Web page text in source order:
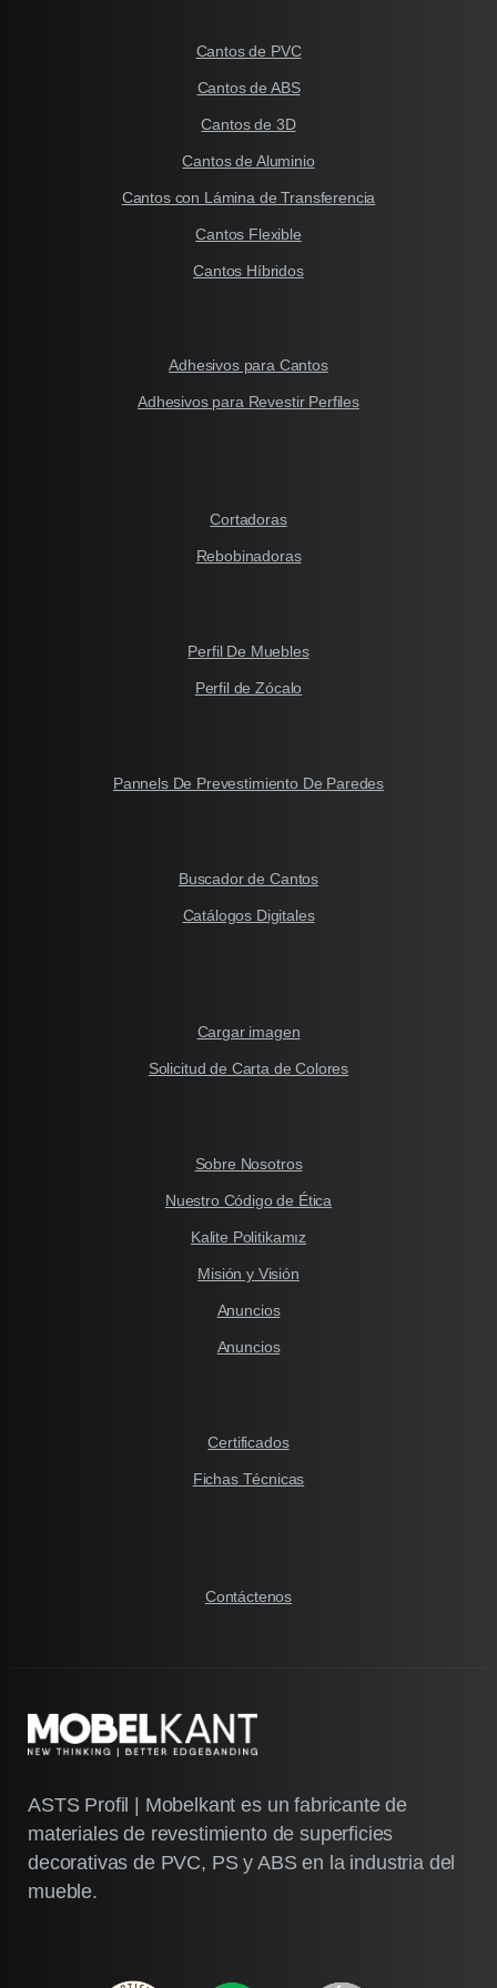
Cantos de PVC
Cantos de ABS
Cantos de 3D
Cantos de Aluminio
Cantos con Lámina de Transferencia
Cantos Flexible
Cantos Híbridos
Adhesivos para Cantos
Adhesivos para Revestir Perfiles
Cortadoras
Rebobinadoras
Perfil De Muebles
Perfil de Zócalo
Pannels De Prevestimiento De Paredes
Buscador de Cantos
Catálogos Digitales
Cargar imagen
Solicitud de Carta de Colores
Sobre Nosotros
Nuestro Código de Ética
Kalite Politikamız
Misión y Visión
Anuncios
Anuncios
Certificados
Fichas Técnicas
Contáctenos
ASTS Profil | Mobelkant es un fabricante de
materiales de revestimiento de superficies
decorativas de PVC, PS y ABS en la industria del
mueble.